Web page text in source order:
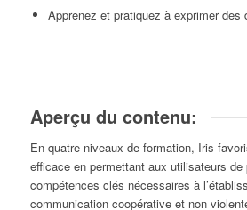
Apprenez et pratiquez à exprimer des
Aperçu du contenu:
En quatre niveaux de formation, Iris
efficace en permettant aux utilisateurs de
compétences clés nécessaires à
communication coopérative et non